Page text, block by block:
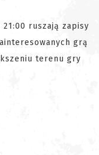
ruszają zapisy
grą
terenu gry